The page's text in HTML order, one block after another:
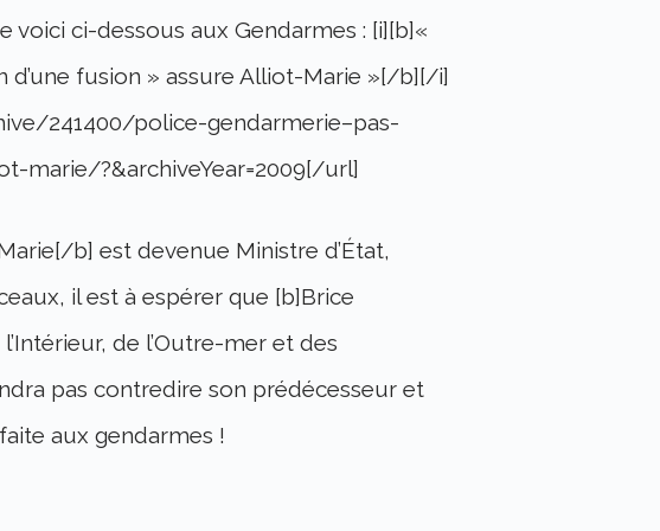
voici ci-dessous aux Gendarmes : [i][b]«
d’une fusion » assure Alliot-Marie »[/b][/i]
241400/police-gendarmerie–pas-
marie/?&archiveYear=2009[/url]
b] est devenue Ministre d’État,
il est à espérer que [b]Brice
de l’Outre-mer et des
pas contredire son prédécesseur et
aux gendarmes !